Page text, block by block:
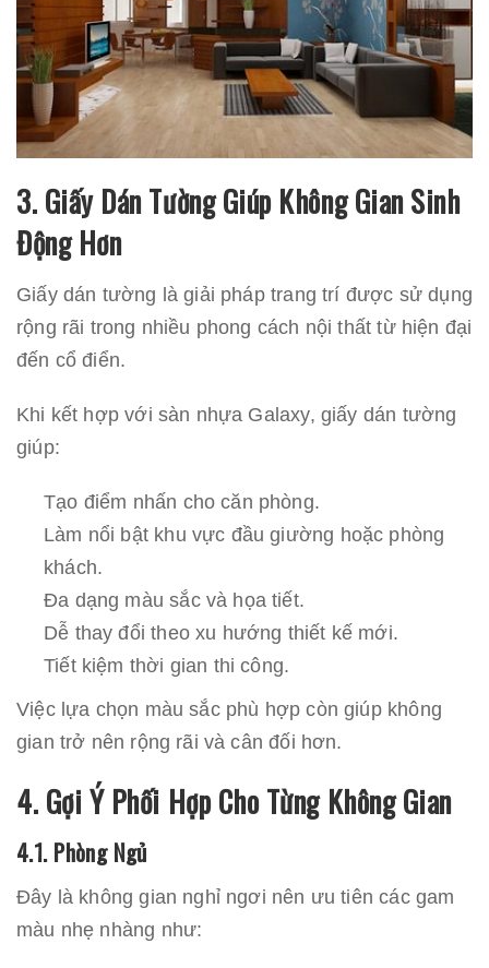
3. Giấy Dán Tường Giúp Không Gian Sinh
Động Hơn
Giấy dán tường là giải pháp trang trí được sử dụng
rộng rãi trong nhiều phong cách nội thất từ hiện đại
đến cổ điển.
Khi kết hợp với sàn nhựa Galaxy, giấy dán tường
giúp:
Tạo điểm nhấn cho căn phòng.
Làm nổi bật khu vực đầu giường hoặc phòng
khách.
Đa dạng màu sắc và họa tiết.
Dễ thay đổi theo xu hướng thiết kế mới.
Tiết kiệm thời gian thi công.
Việc lựa chọn màu sắc phù hợp còn giúp không
gian trở nên rộng rãi và cân đối hơn.
4. Gợi Ý Phối Hợp Cho Từng Không Gian
4.1. Phòng Ngủ
Đây là không gian nghỉ ngơi nên ưu tiên các gam
màu nhẹ nhàng như: